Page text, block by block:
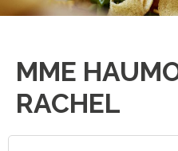
MME
RACHEL